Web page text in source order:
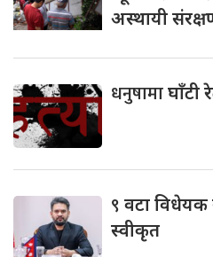
अस्थायी
धनुषामाघाँटी
९ वटा
स्वीकृत